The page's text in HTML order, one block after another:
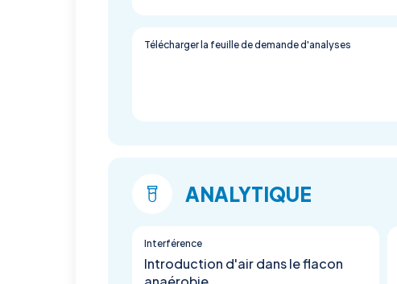
Télécharger la feuille de demande d'analyses
ANALYTIQUE
Interférence
Introduction d'air dans le flacon